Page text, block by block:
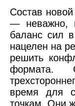
Состав
— неважно,
баланс сил
нацелен на
решить
формата.
время для
точкам. Они